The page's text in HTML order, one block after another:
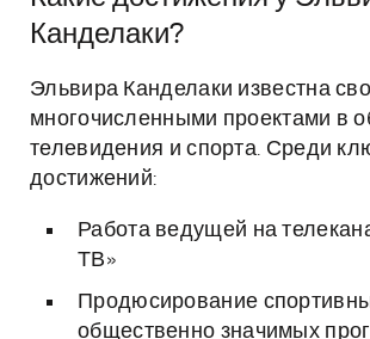
Канделаки?
Эльвира Канделаки известна
многочисленными проектами в
телевидения и спорта. Среди
достижений:
Работа ведущей на
ТВ»
Продюсирование
общественно значимых